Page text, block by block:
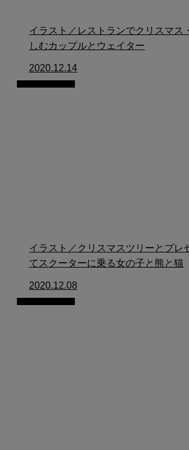
イラスト／レストランでクリスマス
しむカップルとウェイター
2020.12.14
イラスト／クリスマスツリーとプレ
てスクーターに乗る女の子と熊と猫
2020.12.08